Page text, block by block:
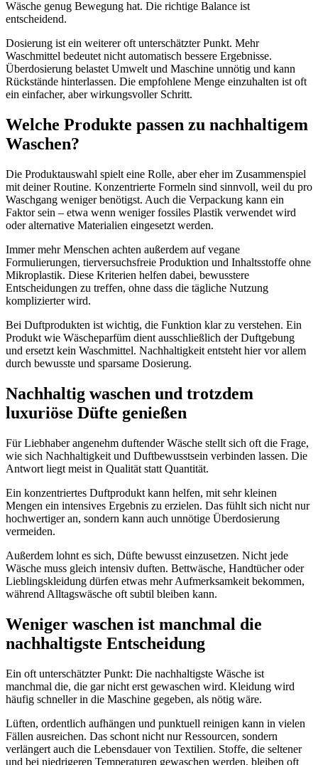
Wäsche genug Bewegung hat. Die richtige Balance ist
entscheidend.
Dosierung ist ein weiterer oft unterschätzter Punkt. Mehr
Waschmittel bedeutet nicht automatisch bessere Ergebnisse.
Überdosierung belastet Umwelt und Maschine unnötig und kann
Rückstände hinterlassen. Die empfohlene Menge einzuhalten ist oft
ein einfacher, aber wirkungsvoller Schritt.
Welche Produkte passen zu nachhaltigem
Waschen?
Die Produktauswahl spielt eine Rolle, aber eher im Zusammenspiel
mit deiner Routine. Konzentrierte Formeln sind sinnvoll, weil du pro
Waschgang weniger benötigst. Auch die Verpackung kann ein
Faktor sein – etwa wenn weniger fossiles Plastik verwendet wird
oder alternative Materialien eingesetzt werden.
Immer mehr Menschen achten außerdem auf vegane
Formulierungen, tierversuchsfreie Produktion und Inhaltsstoffe ohne
Mikroplastik. Diese Kriterien helfen dabei, bewusstere
Entscheidungen zu treffen, ohne dass die tägliche Nutzung
komplizierter wird.
Bei Duftprodukten ist wichtig, die Funktion klar zu verstehen. Ein
Produkt wie Wäscheparfüm dient ausschließlich der Duftgebung
und ersetzt kein Waschmittel. Nachhaltigkeit entsteht hier vor allem
durch bewusste und sparsame Dosierung.
Nachhaltig waschen und trotzdem
luxuriöse Düfte genießen
Für Liebhaber angenehm duftender Wäsche stellt sich oft die Frage,
wie sich Nachhaltigkeit und Duftbewusstsein verbinden lassen. Die
Antwort liegt meist in Qualität statt Quantität.
Ein konzentriertes Duftprodukt kann helfen, mit sehr kleinen
Mengen ein intensives Ergebnis zu erzielen. Das fühlt sich nicht nur
hochwertiger an, sondern kann auch unnötige Überdosierung
vermeiden.
Außerdem lohnt es sich, Düfte bewusst einzusetzen. Nicht jede
Wäsche muss gleich intensiv duften. Bettwäsche, Handtücher oder
Lieblingskleidung dürfen etwas mehr Aufmerksamkeit bekommen,
während Alltagswäsche oft subtil bleiben kann.
Weniger waschen ist manchmal die
nachhaltigste Entscheidung
Ein oft unterschätzter Punkt: Die nachhaltigste Wäsche ist
manchmal die, die gar nicht erst gewaschen wird. Kleidung wird
häufig schneller in die Maschine gegeben, als nötig wäre.
Lüften, ordentlich aufhängen und punktuell reinigen kann in vielen
Fällen ausreichen. Das schont nicht nur Ressourcen, sondern
verlängert auch die Lebensdauer von Textilien. Stoffe, die seltener
und bei niedrigeren Temperaturen gewaschen werden, bleiben oft